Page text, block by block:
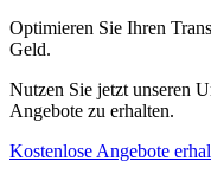
Optimieren Sie Ihren
Geld.
Nutzen Sie jetzt unseren
Angebote zu erhalten.
Kostenlose Angebote